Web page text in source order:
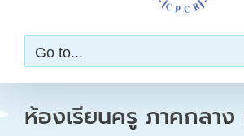
t
Go to...
ห้องเรียนครู ภาคกลาง